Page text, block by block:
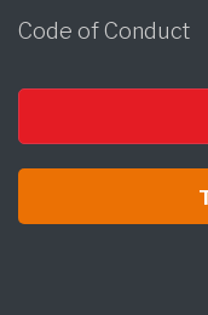
Code of Conduct